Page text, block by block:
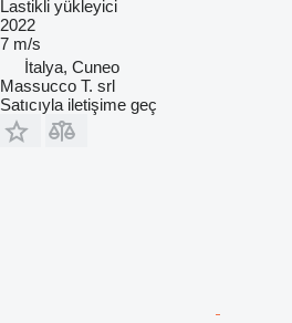
Lastikli yükleyici
2022
7 m/s
İtalya, Cuneo
Massucco T. srl
Satıcıyla iletişime geç